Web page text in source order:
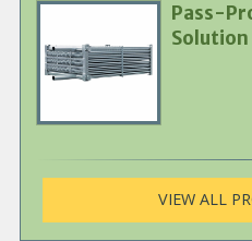
Product
Image
Pass-
Solution
VIEW ALL